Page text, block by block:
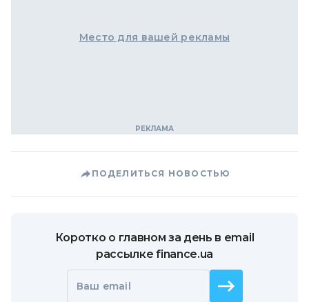
Место для вашей рекламы
ПОДЕЛИТЬСЯ НОВОСТЬЮ
Коротко о главном за день в email
рассылке finance.ua
Ваш email